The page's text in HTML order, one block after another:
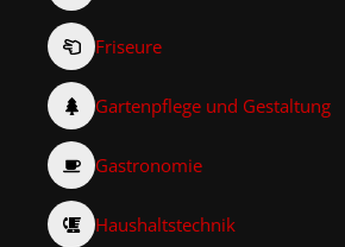
Friseure
Gartenpflege und Gestaltung
Gastronomie
Haushaltstechnik